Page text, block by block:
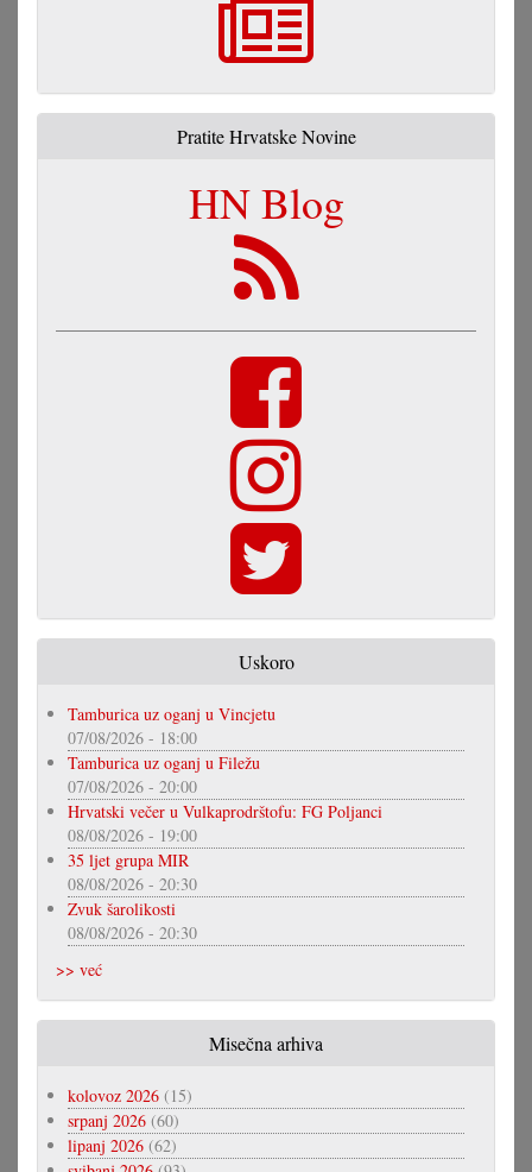
Pratite Hrvatske Novine
HN Blog
Uskoro
Tamburica uz oganj u Vincjetu
07/08/2026 - 18:00
Tamburica uz oganj u Filežu
07/08/2026 - 20:00
Hrvatski večer u Vulkaprodrštofu: FG Poljanci
08/08/2026 - 19:00
35 ljet grupa MIR
08/08/2026 - 20:30
Zvuk šarolikosti
08/08/2026 - 20:30
>> već
Misečna arhiva
kolovoz 2026 (15)
srpanj 2026 (60)
lipanj 2026 (62)